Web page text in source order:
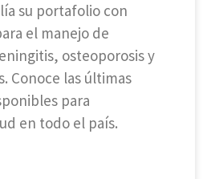
su portafolio con
el manejo de
osteoporosis y
Conoce las últimas
para
en todo el país.